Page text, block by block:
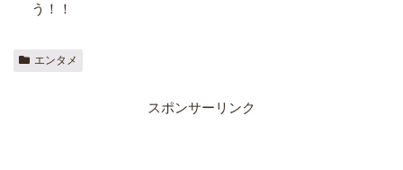
う！！
エンタメ
スポンサーリンク